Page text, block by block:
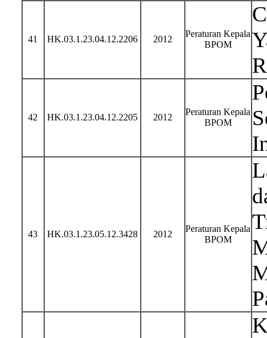
41 HK.03.1.23.04.12.2206 2012
Peraturan Kepala
BPOM
42 HK.03.1.23.04.12.2205 2012
Peraturan Kepala
BPOM
43 HK.03.1.23.05.12.3428 2012
Peraturan Kepala
BPOM